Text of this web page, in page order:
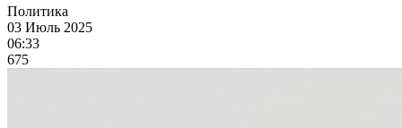
Политика
03 Июль 2025
06:33
675